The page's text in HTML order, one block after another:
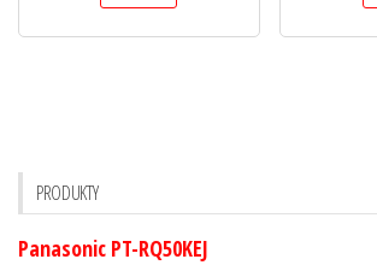
PRODUKTY
Panasonic PT-RQ50KEJ